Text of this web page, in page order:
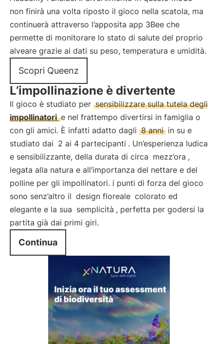
non finirà una volta riposto il gioco nella scatola, ma
continuerà attraverso l’apposita app 3Bee che
permette di monitorare lo stato di salute del proprio
alveare grazie ai dati su peso, temperatura e umidità.
Scopri Queenz
L’impollinazione è divertente
Il gioco è studiato per sensibilizzare sulla tutela degli
impollinatori e nel frattempo divertirsi in famiglia o
con gli amici. È infatti adatto dagli 8 anni in su e
studiato dai 2 ai 4 partecipanti . Un’esperienza ludica
e sensibilizzante, della durata di circa mezz’ora ,
legata alla natura e all’importanza del nettare e del
polline per gli impollinatori. i punti di forza del gioco
sono senz’altro il design floreale colorato ed
elegante e la sua semplicità , perfetta per godersi la
partita già dai primi giri.
Continua